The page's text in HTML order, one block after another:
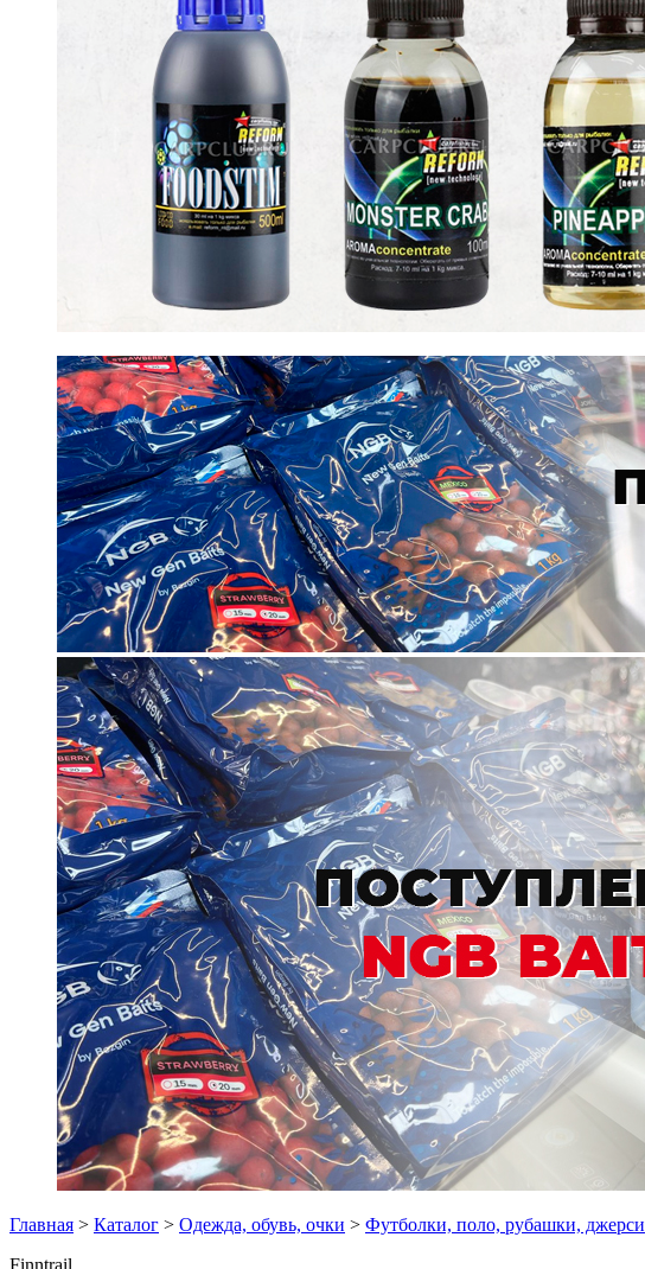
Главная > Каталог > Одежда, обувь, очки > Футболки, поло, рубашки, джерси
Finntrail